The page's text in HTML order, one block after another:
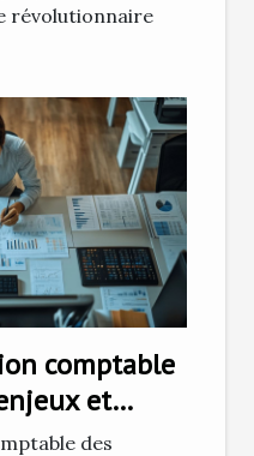
révolutionnaire
comptable
et
des